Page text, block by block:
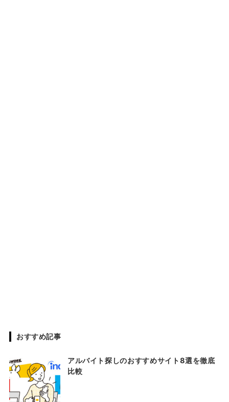
おすすめ記事
アルバイト探しのおすすめサイト8選を徹底
比較